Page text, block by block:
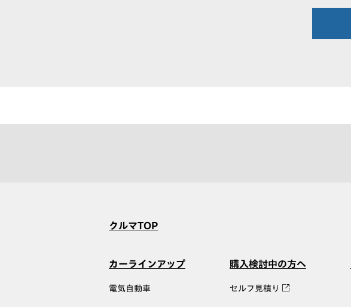
クルマTOP
カーラインアップ
電気自動車
購入検討中の方へ
セルフ見積り